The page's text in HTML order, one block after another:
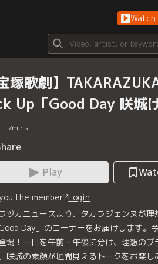
Watch
塚歌劇】
Up「Good Day 咲城
7mins
Play
the member?Login
ヅカニュースより、タカラジェンヌが理
Day」のコーナーをお届けします。
場！一日を午前・午後に分け、理想のプ
咲城の素顔が垣間見えるトークをお楽し